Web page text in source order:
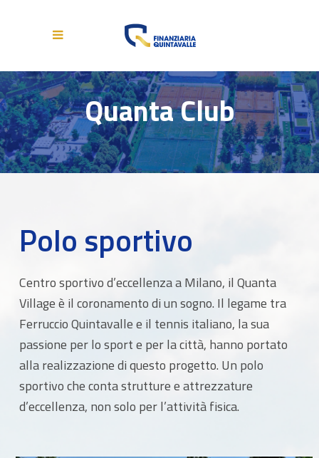
Quanta Club
Polo sportivo
Centro sportivo d’eccellenza a Milano, il Quanta
Village è il coronamento di un sogno. Il legame tra
Ferruccio Quintavalle e il tennis italiano, la sua
passione per lo sport e per la città, hanno portato
alla realizzazione di questo progetto. Un polo
sportivo che conta strutture e attrezzature
d’eccellenza, non solo per l’attività fisica.